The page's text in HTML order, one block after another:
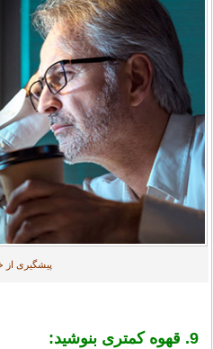
پیشگیری
9. قهوه کمتری بنوشید: